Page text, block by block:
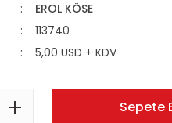
EROL KÖSE
113740
5,00 USD + KDV
Sepete